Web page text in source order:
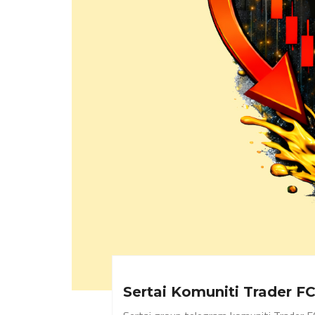
Sertai Komuniti Trader